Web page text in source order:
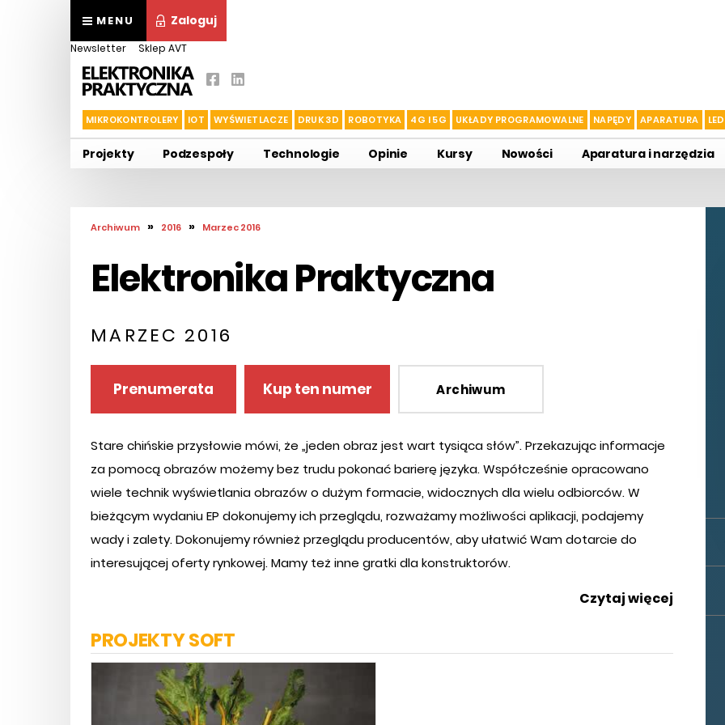
MENU Zaloguj
Newsletter Sklep AVT
MIKROKONTROLERY IOT WYŚWIETLACZE DRUK 3D ROBOTYKA 4G I 5G UKŁADY PROGRAMOWALNE NAPĘDY APARATURA LED
Projekty Podzespoły Technologie Opinie Kursy Nowości Aparatura i narzędzia
Archiwum » 2016 » Marzec 2016
Elektronika Praktyczna
MARZEC 2016
Prenumerata Kup ten numer Archiwum
Stare chińskie przysłowie mówi, że „jeden obraz jest wart tysiąca słów”. Przekazując informacje
za pomocą obrazów możemy bez trudu pokonać barierę języka. Współcześnie opracowano
wiele technik wyświetlania obrazów o dużym formacie, widocznych dla wielu odbiorców. W
bieżącym wydaniu EP dokonujemy ich przeglądu, rozważamy możliwości aplikacji, podajemy
wady i zalety. Dokonujemy również przeglądu producentów, aby ułatwić Wam dotarcie do
interesującej oferty rynkowej. Mamy też inne gratki dla konstruktorów.
Czytaj więcej
PROJEKTY SOFT